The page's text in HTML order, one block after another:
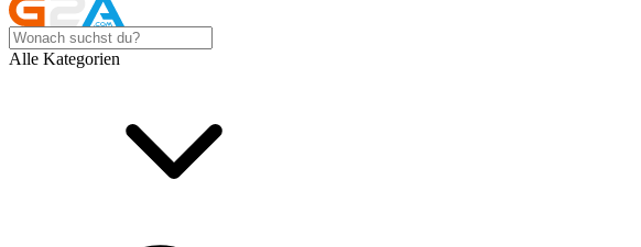
Alle Kategorien